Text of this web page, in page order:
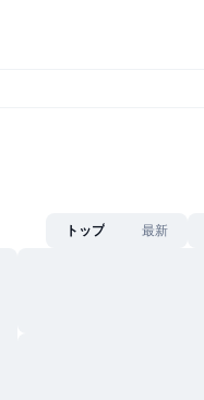
トップ 最新